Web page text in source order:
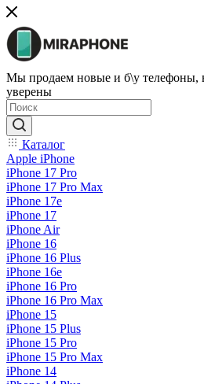
Мы продаем новые и б\у телефоны,
уверены
Каталог
Apple iPhone
iPhone 17 Pro
iPhone 17 Pro Max
iPhone 17e
iPhone 17
iPhone Air
iPhone 16
iPhone 16 Plus
iPhone 16e
iPhone 16 Pro
iPhone 16 Pro Max
iPhone 15
iPhone 15 Plus
iPhone 15 Pro
iPhone 15 Pro Max
iPhone 14